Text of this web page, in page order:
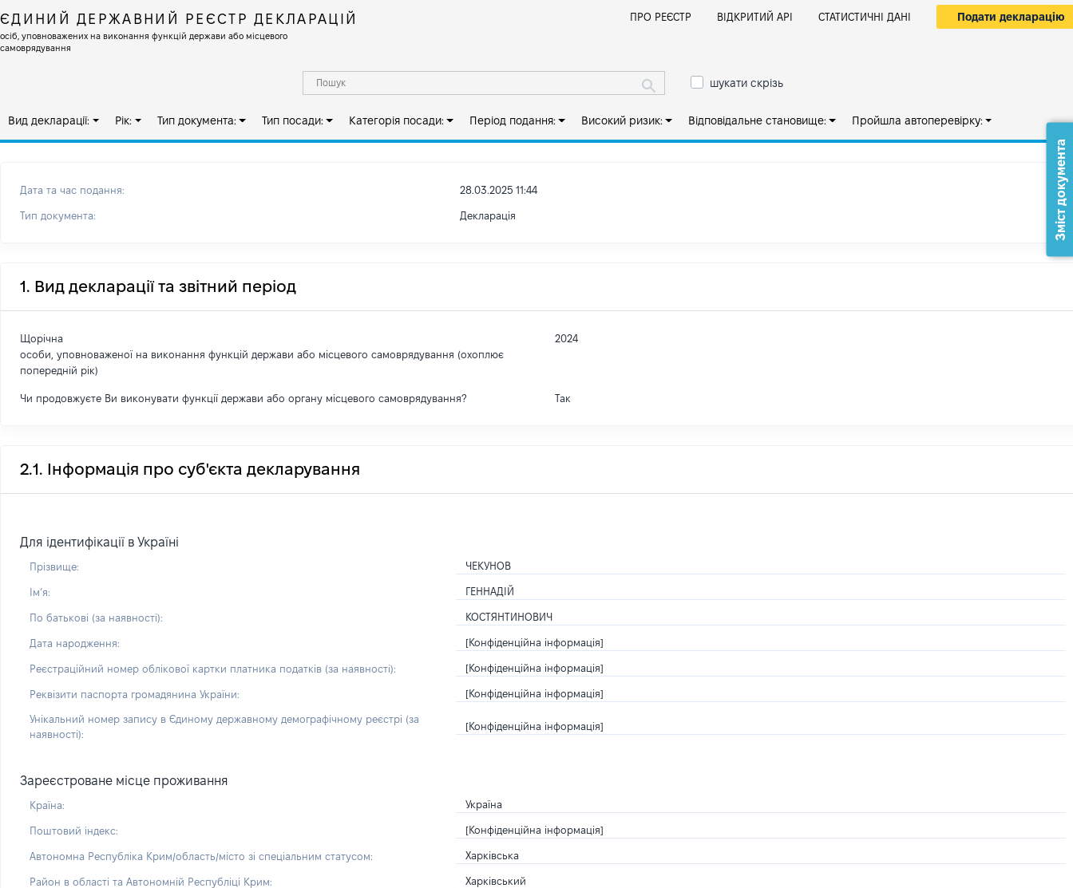
ЄДИНИЙ ДЕРЖАВНИЙ РЕЄСТР ДЕКЛАРАЦІЙ
осіб, уповноважених на виконання функцій держави або місцевого
самоврядування
ПРО РЕЄСТР ВІДКРИТИЙ АРІ СТАТИСТИЧНІ ДАНІ Подати декларацію
шукати скрізь
Вид декларації: Рік: Тип документа: Тип посади: Категорія посади: Період подання: Високий ризик: Відповідальне становище: Пройшла автоперевірку:
Дата та час подання: 28.03.2025 11:44
Тип документа: Декларація
1. Вид декларації та звітний період
Щорічна
особи, уповноваженої на виконання функцій держави або місцевого самоврядування (охоплює
попередній рік)
2024
Чи продовжуєте Ви виконувати функції держави або органу місцевого самоврядування? Так
2.1. Інформація про суб'єкта декларування
Для ідентифікації в Україні
Прізвище: ЧЕКУНОВ
Імʼя: ГЕННАДІЙ
По батькові (за наявності): КОСТЯНТИНОВИЧ
Дата народження: [Конфіденційна інформація]
Реєстраційний номер облікової картки платника податків (за наявності): [Конфіденційна інформація]
Реквізити паспорта громадянина України: [Конфіденційна інформація]
Унікальний номер запису в Єдиному державному демографічному реєстрі (за
наявності):
[Конфіденційна інформація]
Зареєстроване місце проживання
Країна: Україна
Поштовий індекс: [Конфіденційна інформація]
Автономна Республіка Крим/область/місто зі спеціальним статусом: Харківська
Район в області та Автономній Республіці Крим: Харківський
Зміст документа